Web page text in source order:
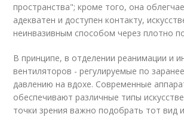
пространства"; кроме того, она
адекватен и доступен контакту,
неинвазивным способом через плотно
В принципе, в отделении реанимации и
вентиляторов - регулируемые по
давлению на вдохе. Современные
обеспечивают различные типы
точки зрения важно подобрать тот вид